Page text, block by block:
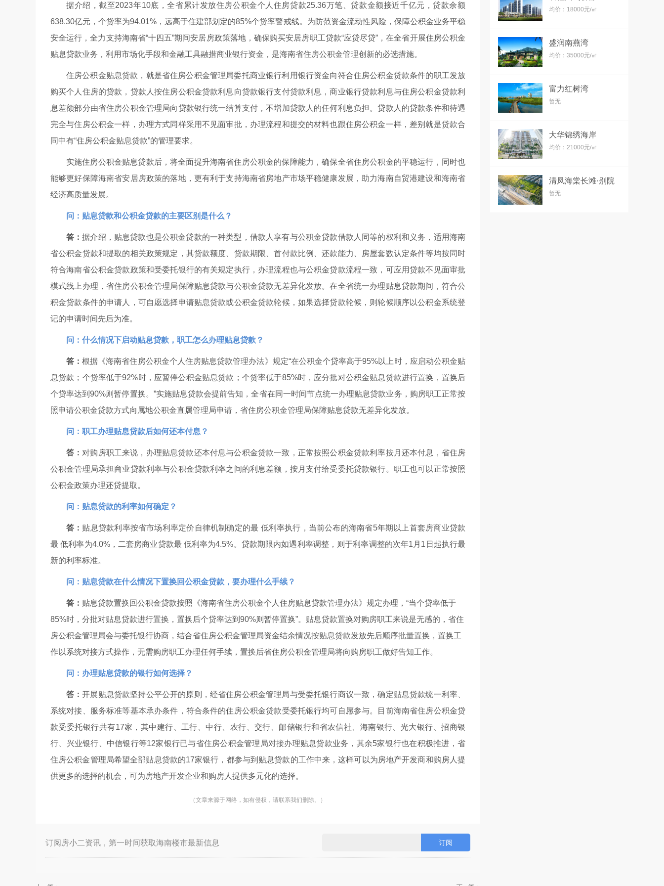
据介绍，截至2023年10底，全省累计发放住房公积金个人住房贷款25.36万笔、贷款金额接近千亿元，贷款余额
638.30亿元，个贷率为94.01%，远高于住建部划定的85%个贷率警戒线。为防范资金流动性风险，保障公积金业务平稳
安全运行，全力支持海南省“十四五”期间安居房政策落地，确保购买安居房职工贷款“应贷尽贷”，在全省开展住房公积金
贴息贷款业务，利用市场化手段和金融工具融措商业银行资金，是海南省住房公积金管理创新的必选措施。
住房公积金贴息贷款，就是省住房公积金管理局委托商业银行利用银行资金向符合住房公积金贷款条件的职工发放
购买个人住房的贷款，贷款人按住房公积金贷款利息向贷款银行支付贷款利息，商业银行贷款利息与住房公积金贷款利
息差额部分由省住房公积金管理局向贷款银行统一结算支付，不增加贷款人的任何利息负担。贷款人的贷款条件和待遇
完全与住房公积金一样，办理方式同样采用不见面审批，办理流程和提交的材料也跟住房公积金一样，差别就是贷款合
同中有“住房公积金贴息贷款”的管理要求。
实施住房公积金贴息贷款后，将全面提升海南省住房公积金的保障能力，确保全省住房公积金的平稳运行，同时也
能够更好保障海南省安居房政策的落地，更有利于支持海南省房地产市场平稳健康发展，助力海南自贸港建设和海南省
经济高质量发展。
问：贴息贷款和公积金贷款的主要区别是什么？
答：据介绍，贴息贷款也是公积金贷款的一种类型，借款人享有与公积金贷款借款人同等的权利和义务，适用海南
省公积金贷款和提取的相关政策规定，其贷款额度、贷款期限、首付款比例、还款能力、房屋套数认定条件等均按同时
符合海南省公积金贷款政策和受委托银行的有关规定执行，办理流程也与公积金贷款流程一致，可应用贷款不见面审批
模式线上办理，省住房公积金管理局保障贴息贷款与公积金贷款无差异化发放。在全省统一办理贴息贷款期间，符合公
积金贷款条件的申请人，可自愿选择申请贴息贷款或公积金贷款轮候，如果选择贷款轮候，则轮候顺序以公积金系统登
记的申请时间先后为准。
问：什么情况下启动贴息贷款，职工怎么办理贴息贷款？
答：根据《海南省住房公积金个人住房贴息贷款管理办法》规定“在公积金个贷率高于95%以上时，应启动公积金贴
息贷款；个贷率低于92%时，应暂停公积金贴息贷款；个贷率低于85%时，应分批对公积金贴息贷款进行置换，置换后
个贷率达到90%则暂停置换。”实施贴息贷款会提前告知，全省在同一时间节点统一办理贴息贷款业务，购房职工正常按
照申请公积金贷款方式向属地公积金直属管理局申请，省住房公积金管理局保障贴息贷款无差异化发放。
问：职工办理贴息贷款后如何还本付息？
答： 对购房职工来说，办理贴息贷款还本付息与公积金贷款一致，正常按照公积金贷款利率按月还本付息，省住房
公积金管理局承担商业贷款利率与公积金贷款利率之间的利息差额，按月支付给受委托贷款银行。职工也可以正常按照
公积金政策办理还贷提取。
问：贴息贷款的利率如何确定？
答： 贴息贷款利率按省市场利率定价自律机制确定的最 低利率执行，当前公布的海南省5年期以上首套房商业贷款
最 低利率为4.0%，二套房商业贷款最 低利率为4.5%。贷款期限内如遇利率调整，则于利率调整的次年1月1日起执行最
新的利率标准。
问：贴息贷款在什么情况下置换回公积金贷款，要办理什么手续？
答： 贴息贷款置换回公积金贷款按照《海南省住房公积金个人住房贴息贷款管理办法》规定办理，“当个贷率低于
85%时，分批对贴息贷款进行置换，置换后个贷率达到90%则暂停置换”。贴息贷款置换对购房职工来说是无感的，省住
房公积金管理局会与委托银行协商，结合省住房公积金管理局资金结余情况按贴息贷款发放先后顺序批量置换，置换工
作以系统对接方式操作，无需购房职工办理任何手续，置换后省住房公积金管理局将向购房职工做好告知工作。
问：办理贴息贷款的银行如何选择？
答：开展贴息贷款坚持公平公开的原则，经省住房公积金管理局与受委托银行商议一致，确定贴息贷款统一利率、
系统对接、服务标准等基本承办条件，符合条件的住房公积金贷款受委托银行均可自愿参与。目前海南省住房公积金贷
款受委托银行共有17家，其中建行、工行、中行、农行、交行、邮储银行和省农信社、海南银行、光大银行、招商银
行、兴业银行、中信银行等12家银行已与省住房公积金管理局对接办理贴息贷款业务，其余5家银行也在积极推进，省
住房公积金管理局希望全部贴息贷款的17家银行，都参与到贴息贷款的工作中来，这样可以为房地产开发商和购房人提
供更多的选择的机会，可为房地产开发企业和购房人提供多元化的选择。
（文章来源于网络，如有侵权，请联系我们删除。）
订阅房小二资讯，第一时间获取海南楼市最新信息 订阅
均价：18000元/㎡
盛润南燕湾
均价：35000元/㎡
富力红树湾
暂无
大华锦绣海岸
均价：21000元/㎡
清凤海棠长滩·别院
暂无